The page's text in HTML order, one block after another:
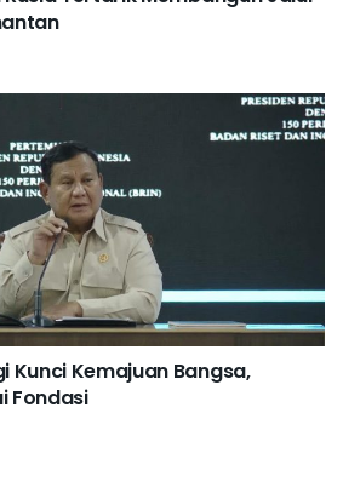
Kunci Kemajuan Bangsa,
Fondasi